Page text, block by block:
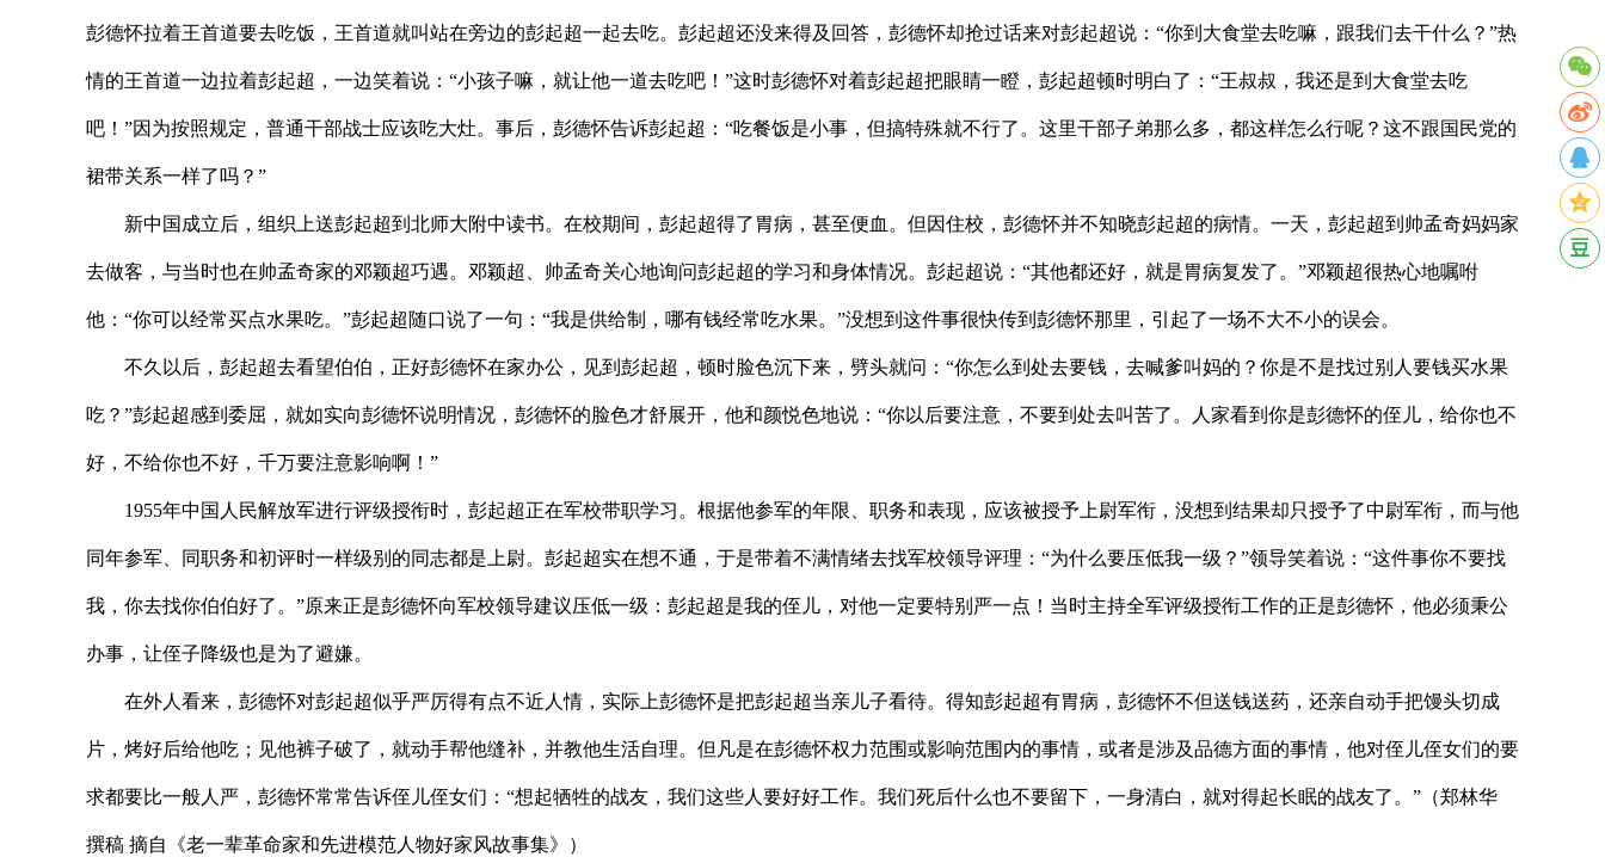
彭德怀拉着王首道要去吃饭，王首道就叫站在旁边的彭起超一起去吃。彭起超还没来得及回答，彭德怀却抢过话来对彭起超说：“你到大食堂去吃嘛，跟我们去干什么？”热
情的王首道一边拉着彭起超，一边笑着说：“小孩子嘛，就让他一道去吃吧！”这时彭德怀对着彭起超把眼睛一瞪，彭起超顿时明白了：“王叔叔，我还是到大食堂去吃
吧！”因为按照规定，普通干部战士应该吃大灶。事后，彭德怀告诉彭起超：“吃餐饭是小事，但搞特殊就不行了。这里干部子弟那么多，都这样怎么行呢？这不跟国民党的
裙带关系一样了吗？”
新中国成立后，组织上送彭起超到北师大附中读书。在校期间，彭起超得了胃病，甚至便血。但因住校，彭德怀并不知晓彭起超的病情。一天，彭起超到帅孟奇妈妈家
去做客，与当时也在帅孟奇家的邓颖超巧遇。邓颖超、帅孟奇关心地询问彭起超的学习和身体情况。彭起超说：“其他都还好，就是胃病复发了。”邓颖超很热心地嘱咐
他：“你可以经常买点水果吃。”彭起超随口说了一句：“我是供给制，哪有钱经常吃水果。”没想到这件事很快传到彭德怀那里，引起了一场不大不小的误会。
不久以后，彭起超去看望伯伯，正好彭德怀在家办公，见到彭起超，顿时脸色沉下来，劈头就问：“你怎么到处去要钱，去喊爹叫妈的？你是不是找过别人要钱买水果
吃？”彭起超感到委屈，就如实向彭德怀说明情况，彭德怀的脸色才舒展开，他和颜悦色地说：“你以后要注意，不要到处去叫苦了。人家看到你是彭德怀的侄儿，给你也不
好，不给你也不好，千万要注意影响啊！”
1955年中国人民解放军进行评级授衔时，彭起超正在军校带职学习。根据他参军的年限、职务和表现，应该被授予上尉军衔，没想到结果却只授予了中尉军衔，而与他
同年参军、同职务和初评时一样级别的同志都是上尉。彭起超实在想不通，于是带着不满情绪去找军校领导评理：“为什么要压低我一级？”领导笑着说：“这件事你不要找
我，你去找你伯伯好了。”原来正是彭德怀向军校领导建议压低一级：彭起超是我的侄儿，对他一定要特别严一点！当时主持全军评级授衔工作的正是彭德怀，他必须秉公
办事，让侄子降级也是为了避嫌。
在外人看来，彭德怀对彭起超似乎严厉得有点不近人情，实际上彭德怀是把彭起超当亲儿子看待。得知彭起超有胃病，彭德怀不但送钱送药，还亲自动手把馒头切成
片，烤好后给他吃；见他裤子破了，就动手帮他缝补，并教他生活自理。但凡是在彭德怀权力范围或影响范围内的事情，或者是涉及品德方面的事情，他对侄儿侄女们的要
求都要比一般人严，彭德怀常常告诉侄儿侄女们：“想起牺牲的战友，我们这些人要好好工作。我们死后什么也不要留下，一身清白，就对得起长眠的战友了。”（郑林华
撰稿 摘自《老一辈革命家和先进模范人物好家风故事集》）